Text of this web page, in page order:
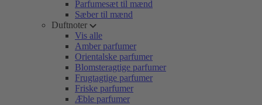
Parfumesæt til mænd
Sæber til mænd
Duftnoter
Vis alle
Amber parfumer
Orientalske parfumer
Blomsteragtige parfumer
Frugtagtige parfumer
Friske parfumer
Æble parfumer